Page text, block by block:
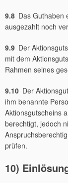
9.8 Das Guthaben
ausgezahlt noch
9.9 Der
mit dem
Rahmen seines
9.10 Der
ihm benannte
Aktionsgutscheins
berechtigt, jedoch
prüfen.
10)